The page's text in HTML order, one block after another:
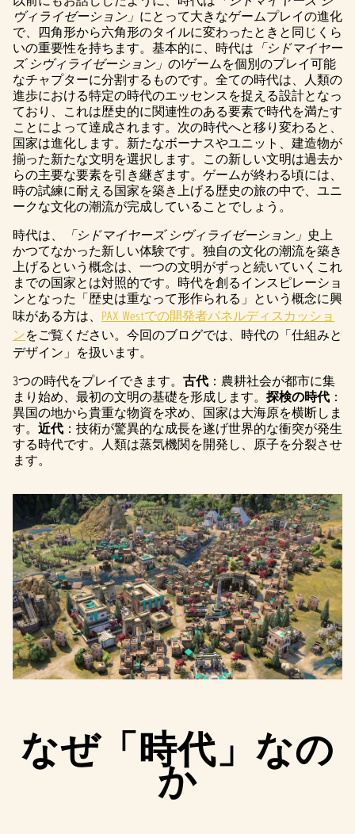
ヴィライゼーション」 にとって大きなゲームプレイの進化
で、四角形から六角形のタイルに変わったときと同じくら
いの重要性を持ちます。基本的に、時代は 「シドマイヤー
ズ シヴィライゼーション」 の1ゲームを個別のプレイ可能
なチャプターに分割するものです。全ての時代は、人類の
進歩における特定の時代のエッセンスを捉える設計となっ
ており、これは歴史的に関連性のある要素で時代を満たす
ことによって達成されます。次の時代へと移り変わると、
国家は進化します。新たなボーナスやユニット、建造物が
揃った新たな文明を選択します。この新しい文明は過去か
らの主要な要素を引き継ぎます。ゲームが終わる頃には、
時の試練に耐える国家を築き上げる歴史の旅の中で、ユニ
ークな文化の潮流が完成していることでしょう。
時代は、
「シドマイヤーズ シヴィライゼーション」 史上
かつてなかった新しい体験です。独自の文化の潮流を築き
上げるという概念は、一つの文明がずっと続いていくこれ
までの国家とは対照的です。時代を創るインスピレーショ
ンとなった「歴史は重なって形作られる」という概念に興
味がある方は、 PAX Westでの開発者パネルディスカッショ
ンをご覧ください。今回のブログでは、時代の「仕組みと
デザイン」を扱います。
3つの時代をプレイできます。 古代 ：農耕社会が都市に集
まり始め、最初の文明の基礎を形成します。 探検の時代 ：
異国の地から貴重な物資を求め、国家は大海原を横断しま
す。 近代 ：技術が驚異的な成長を遂げ世界的な衝突が発生
する時代です。人類は蒸気機関を開発し、原子を分裂させ
ます。
なぜ「時代」なの
か